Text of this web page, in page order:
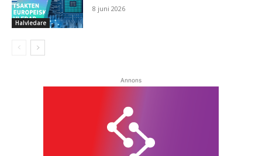
Halvledare
8 juni 2026
Annons